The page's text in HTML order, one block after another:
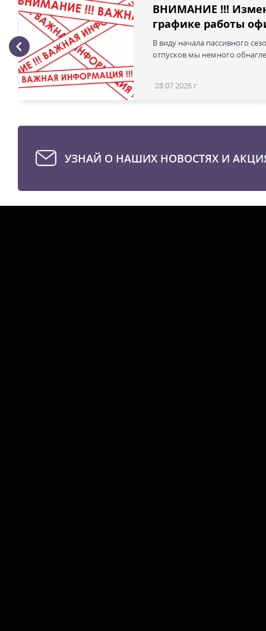
ВНИМАНИЕ !!!
графике работы
В виду начала пассивного
отпусков мы немного
28.07.2026 г.
УЗНАЙ О НАШИХ НОВОСТЯХ И